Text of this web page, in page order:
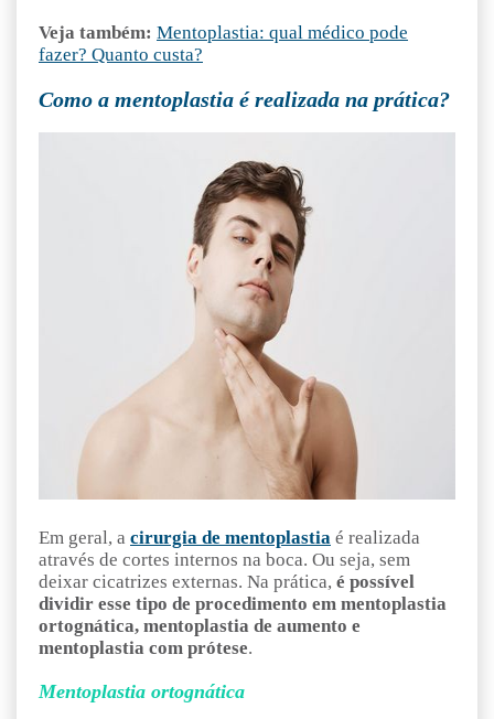
Veja também: Mentoplastia: qual médico pode
fazer? Quanto custa?
Como a mentoplastia é realizada na prática?
Em geral, a cirurgia de mentoplastia é realizada
através de cortes internos na boca. Ou seja, sem
deixar cicatrizes externas. Na prática, é possível
dividir esse tipo de procedimento em mentoplastia
ortognática, mentoplastia de aumento e
mentoplastia com prótese.
Mentoplastia ortognática